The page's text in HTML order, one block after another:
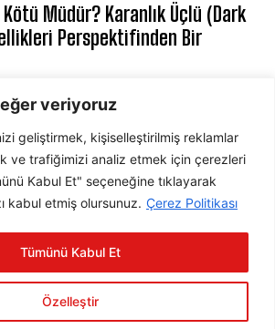
veriyoruz
geliştirmek, kişiselleştirilmiş reklamlar
ve trafiğimizi analiz etmek için çerezleri
Kabul Et" seçeneğine tıklayarak
kabul etmiş olursunuz. Çerez Politikası
Özelleştir
Tümünü Kabul Et
Müdür? Karanlık Üçlü (Dark
Perspektifinden Bir
ABONE OL
okudum, onaylıyorum.